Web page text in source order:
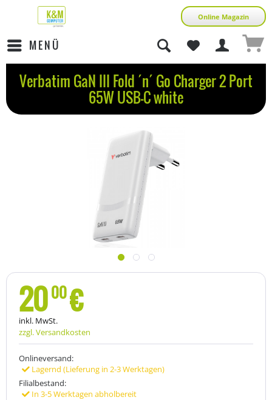
Online Magazin
MENÜ
Verbatim GaN III Fold ´n´ Go Charger 2 Port
65W USB-C white
2000€
inkl. MwSt.
zzgl. Versandkosten
Onlineversand:
Lagernd (Lieferung in 2-3 Werktagen)
Filialbestand:
In 3-5 Werktagen abholbereit